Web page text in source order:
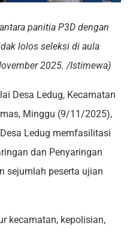
panitia P3D dengan
lolos seleksi di aula
2025. /Istimewa)
Desa Ledug, Kecamatan
Minggu (9/11/2025),
Ledug memfasilitasi
dan Penyaringan
sejumlah peserta ujian
kecamatan, kepolisian,